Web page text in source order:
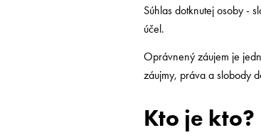
Súhlas dotknutej osoby -
účel.
Oprávnený záujem je
záujmy, práva a slobody
Kto je kto?